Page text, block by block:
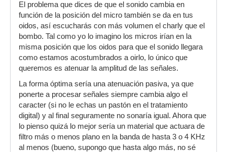
El problema que dices de que el sonido cambia en
función de la posición del micro también se da en tus
oidos, así escucharás con más volumen el charly que el
bombo. Tal como yo lo imagino los micros irían en la
misma posición que los oidos para que el sonido llegara
como estamos acostumbrados a oirlo, lo único que
queremos es atenuar la amplitud de las señales.
La forma óptima sería una atenuación pasiva, ya que
ponerte a procesar señales siempre cambia algo el
caracter (si no le echas un pastón en el tratamiento
digital) y al final seguramente no sonaría igual. Ahora que
lo pienso quizá lo mejor sería un material que actuara de
filtro más o menos plano en la banda de hasta 3 o 4 KHz
al menos (bueno, supongo que hasta algo más, no sé